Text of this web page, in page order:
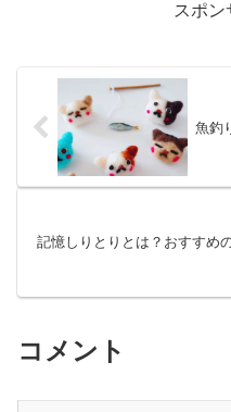
スポン
魚釣
記憶しりとりとは？おすすめ
コメント